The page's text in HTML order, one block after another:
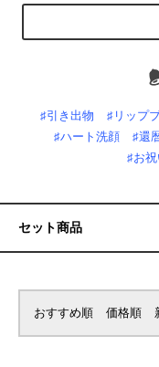
♯引き出物 ♯リップ
♯ハート洗顔
♯還
♯お祝
セット商品
おすすめ順 価格順